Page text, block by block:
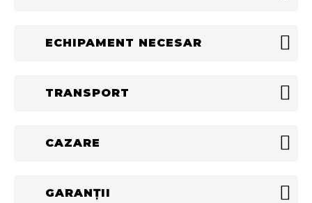
ECHIPAMENT NECESAR
TRANSPORT
CAZARE
GARANȚII